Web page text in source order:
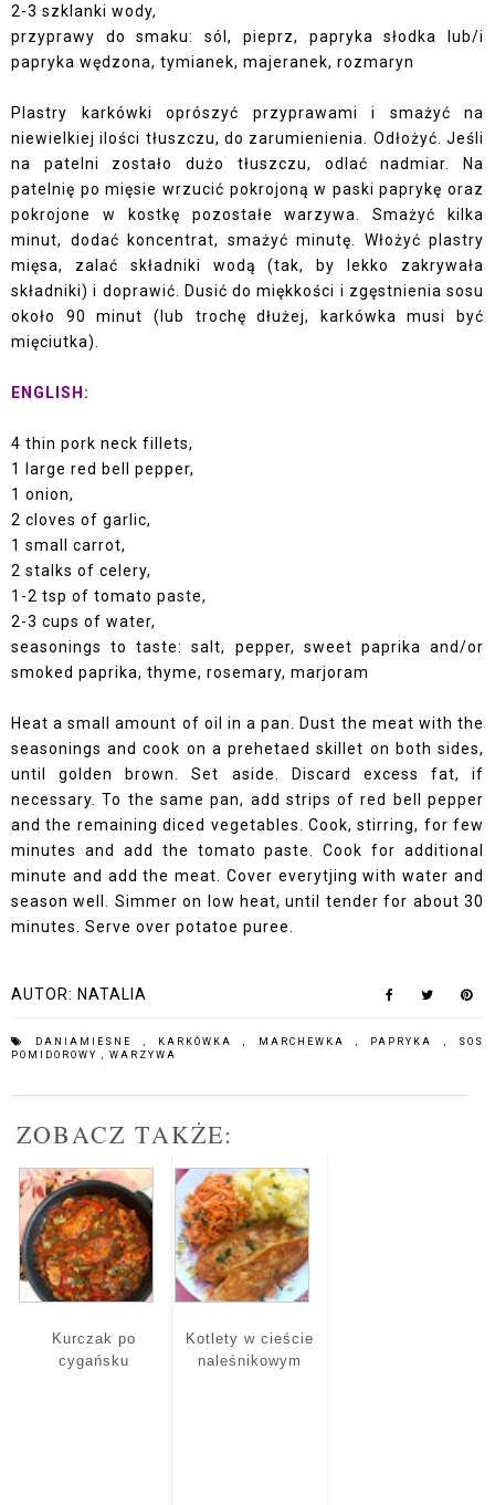
2-3 szklanki wody,
przyprawy do smaku: sól, pieprz, papryka słodka lub/i
papryka wędzona, tymianek, majeranek, rozmaryn
Plastry karkówki oprószyć przyprawami i smażyć na
niewielkiej ilości tłuszczu, do zarumienienia. Odłożyć. Jeśli
na patelni zostało dużo tłuszczu, odlać nadmiar. Na
patelnię po mięsie wrzucić pokrojoną w paski paprykę oraz
pokrojone w kostkę pozostałe warzywa. Smażyć kilka
minut, dodać koncentrat, smażyć minutę. Włożyć plastry
mięsa, zalać składniki wodą (tak, by lekko zakrywała
składniki) i doprawić. Dusić do miękkości i zgęstnienia sosu
około 90 minut (lub trochę dłużej, karkówka musi być
mięciutka).
ENGLISH:
4 thin pork neck fillets,
1 large red bell pepper,
1 onion,
2 cloves of garlic,
1 small carrot,
2 stalks of celery,
1-2 tsp of tomato paste,
2-3 cups of water,
seasonings to taste: salt, pepper, sweet paprika and/or
smoked paprika, thyme, rosemary, marjoram
Heat a small amount of oil in a pan. Dust the meat with the
seasonings and cook on a prehetaed skillet on both sides,
until golden brown. Set aside. Discard excess fat, if
necessary. To the same pan, add strips of red bell pepper
and the remaining diced vegetables. Cook, stirring, for few
minutes and add the tomato paste. Cook for additional
minute and add the meat. Cover everytjing with water and
season well. Simmer on low heat, until tender for about 30
minutes. Serve over potatoe puree.
AUTOR: NATALIA
DANIAMIESNE KARKÓWKA MARCHEWKA PAPRYKA
SOS
POMIDOROWY
WARZYWA
ZOBACZ TAKŻE:
Kurczak po
cygańsku
Kotlety w cieście
naleśnikowym